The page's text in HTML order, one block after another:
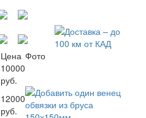
Цена Фото
10000
руб.
12000
руб.